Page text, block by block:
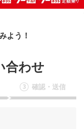
よう！
合わせ
3 確認・送信